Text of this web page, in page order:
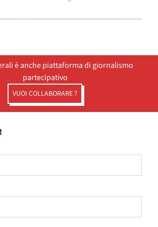
è anche piattaforma di giornalismo
partecipativo
VUOI COLLABORARE ?